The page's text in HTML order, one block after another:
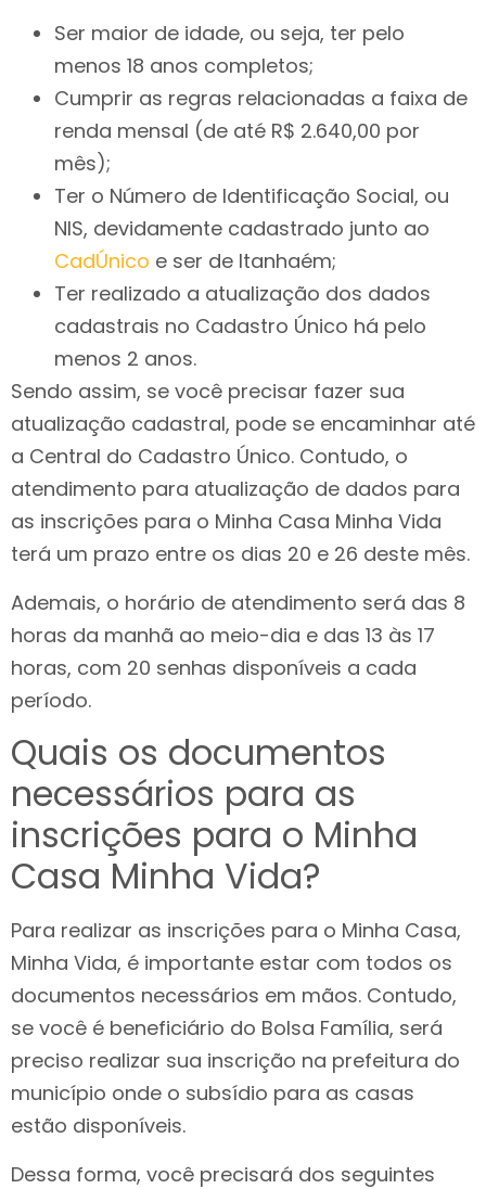
Ser maior de idade, ou seja, ter pelo
menos 18 anos completos;
Cumprir as regras relacionadas a faixa de
renda mensal (de até R$ 2.640,00 por
mês);
Ter o Número de Identificação Social, ou
NIS, devidamente cadastrado junto ao
CadÚnico e ser de Itanhaém;
Ter realizado a atualização dos dados
cadastrais no Cadastro Único há pelo
menos 2 anos.
Sendo assim, se você precisar fazer sua
atualização cadastral, pode se encaminhar até
a Central do Cadastro Único. Contudo, o
atendimento para atualização de dados para
as inscrições para o Minha Casa Minha Vida
terá um prazo entre os dias 20 e 26 deste mês.
Ademais, o horário de atendimento será das 8
horas da manhã ao meio-dia e das 13 às 17
horas, com 20 senhas disponíveis a cada
período.
Quais os documentos
necessários para as
inscrições para o Minha
Casa Minha Vida?
Para realizar as inscrições para o Minha Casa,
Minha Vida, é importante estar com todos os
documentos necessários em mãos. Contudo,
se você é beneficiário do Bolsa Família, será
preciso realizar sua inscrição na prefeitura do
município onde o subsídio para as casas
estão disponíveis.
Dessa forma, você precisará dos seguintes